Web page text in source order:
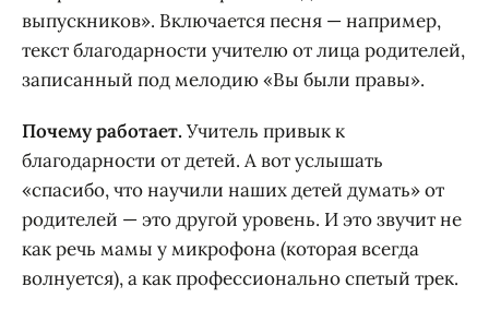
выпускников». Включается песня — например,
текст благодарности учителю от лица родителей,
записанный под мелодию «Вы были правы».
Почему работает. Учитель привык к
благодарности от детей. А вот услышать
«спасибо, что научили наших детей думать» от
родителей — это другой уровень. И это звучит не
как речь мамы у микрофона (которая всегда
волнуется), а как профессионально спетый трек.